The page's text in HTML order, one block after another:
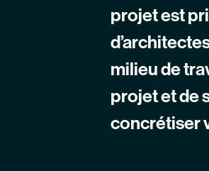
projet est
milieu de
projet et de
concrétiser